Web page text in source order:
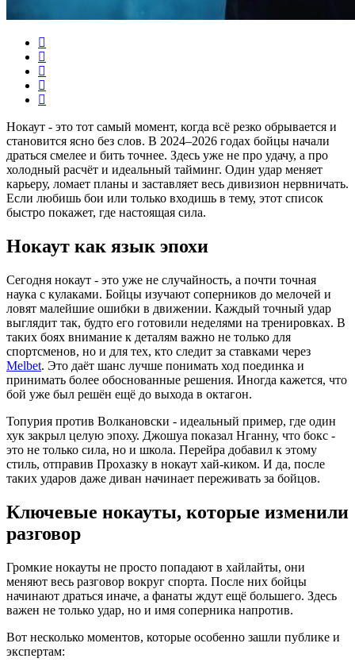
Нокаут - это тот самый момент, когда всё резко обрывается и
становится ясно без слов. В 2024–2026 годах бойцы начали
драться смелее и бить точнее. Здесь уже не про удачу, а про
холодный расчёт и идеальный тайминг. Один удар меняет
карьеру, ломает планы и заставляет весь дивизион нервничать.
Если любишь бои или только входишь в тему, этот список
быстро покажет, где настоящая сила.
Нокаут как язык эпохи
Сегодня нокаут - это уже не случайность, а почти точная
наука с кулаками. Бойцы изучают соперников до мелочей и
ловят малейшие ошибки в движении. Каждый точный удар
выглядит так, будто его готовили неделями на тренировках. В
таких боях внимание к деталям важно не только для
спортсменов, но и для тех, кто следит за ставками через
Melbet. Это даёт шанс лучше понимать ход поединка и
принимать более обоснованные решения. Иногда кажется, что
бой уже был решён ещё до выхода в октагон.
Топурия против Волкановски - идеальный пример, где один
хук закрыл целую эпоху. Джошуа показал Нганну, что бокс -
это не только сила, но и школа. Перейра добавил к этому
стиль, отправив Прохазку в нокаут хай-киком. И да, после
таких ударов даже диван начинает переживать за бойцов.
Ключевые нокауты, которые изменили
разговор
Громкие нокауты не просто попадают в хайлайты, они
меняют весь разговор вокруг спорта. После них бойцы
начинают драться иначе, а фанаты ждут ещё большего. Здесь
важен не только удар, но и имя соперника напротив.
Вот несколько моментов, которые особенно зашли публике и
экспертам: